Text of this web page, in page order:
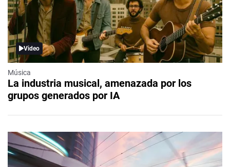
Video
Música
La industria musical, amenazada por los
grupos generados por IA